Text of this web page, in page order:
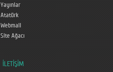
Yayınlar
Atatürk
Webmail
Site Ağacı
İLETİŞİM